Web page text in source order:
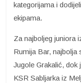
kategorijama i
ekipama.
Za najboljeg juniora
Rumija Bar, najbolja
Jugole Grakalić, dok
KSR Sabljarka iz